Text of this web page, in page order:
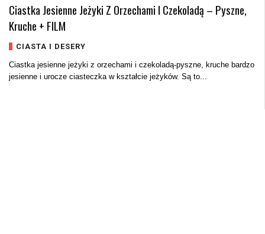
Ciastka Jesienne Jeżyki Z Orzechami I Czekoladą – Pyszne,
Kruche + FILM
CIASTA I DESERY
Ciastka jesienne jeżyki z orzechami i czekoladą-pyszne, kruche bardzo
jesienne i urocze ciasteczka w kształcie jeżyków. Są to...